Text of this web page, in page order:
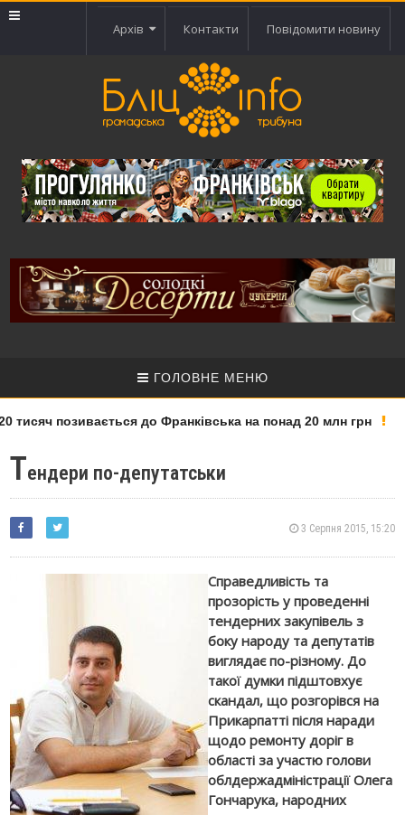
Архів Контакти Повідомити новину
ГОЛОВНЕ МЕНЮ
позивається до Франківська на понад 20 млн грн
Тендери по-депутатськи
3 Серпня 2015, 15:20
Справедливість та
прозорість у проведенні
тендерних закупівель з
боку народу та депутатів
виглядає по-різному. До
такої думки підштовхує
скандал, що розгорівся на
Прикарпатті після наради
щодо ремонту доріг в
області за участю голови
облдержадміністрації Олега
Гончарука, народних